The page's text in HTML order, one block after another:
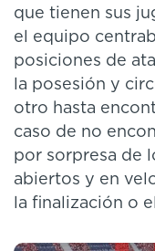
que tienen sus
el equipo
posiciones de
la posesión y
otro hasta
caso de no
por sorpresa de
abiertos y en
la finalización o